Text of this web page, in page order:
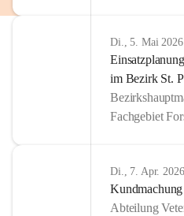
Di., 5. Mai 2026
im Bezirk St.
Fachgebiet
Di., 7. Apr. 2026
Abteilung